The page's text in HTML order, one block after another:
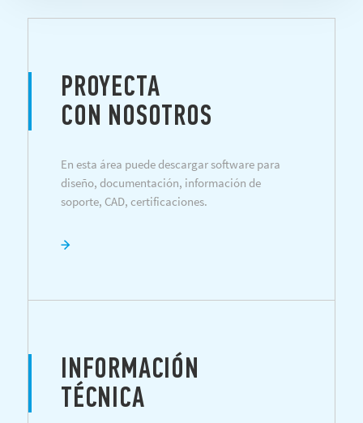
PROYECTA
CON NOSOTROS
En esta área puede descargar software para
diseño, documentación, información de
soporte, CAD, certificaciones.
INFORMACIÓN
TÉCNICA